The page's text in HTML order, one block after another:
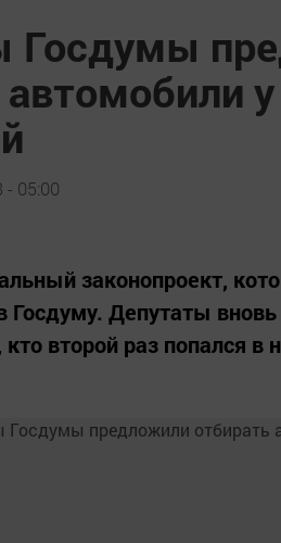
Госдумы
автомобили
- 05:00
законопроект,
Госдуму. Депутаты
второй раз попался в